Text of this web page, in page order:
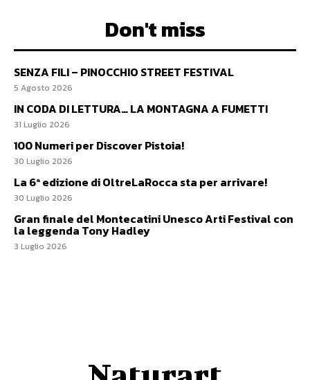
Don't miss
SENZA FILI – PINOCCHIO STREET FESTIVAL
5 Agosto 2026
IN CODA DI LETTURA… LA MONTAGNA A FUMETTI
31 Luglio 2026
100 Numeri per Discover Pistoia!
30 Luglio 2026
La 6ª edizione di OltreLaRocca sta per arrivare!
30 Luglio 2026
Gran finale del Montecatini Unesco Arti Festival con
la leggenda Tony Hadley
3 Luglio 2026